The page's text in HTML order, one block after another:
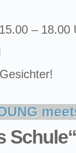
– 18.00
Schule“